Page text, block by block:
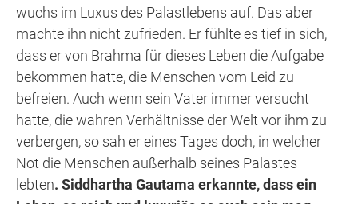
wuchs im Luxus des Palastlebens auf. Das aber
machte ihn nicht zufrieden. Er fühlte es tief in sich,
dass er von Brahma für dieses Leben die Aufgabe
bekommen hatte, die Menschen vom Leid zu
befreien. Auch wenn sein Vater immer versucht
hatte, die wahren Verhältnisse der Welt vor ihm zu
verbergen, so sah er eines Tages doch, in welcher
Not die Menschen außerhalb seines Palastes
lebten. Siddhartha Gautama erkannte, dass ein